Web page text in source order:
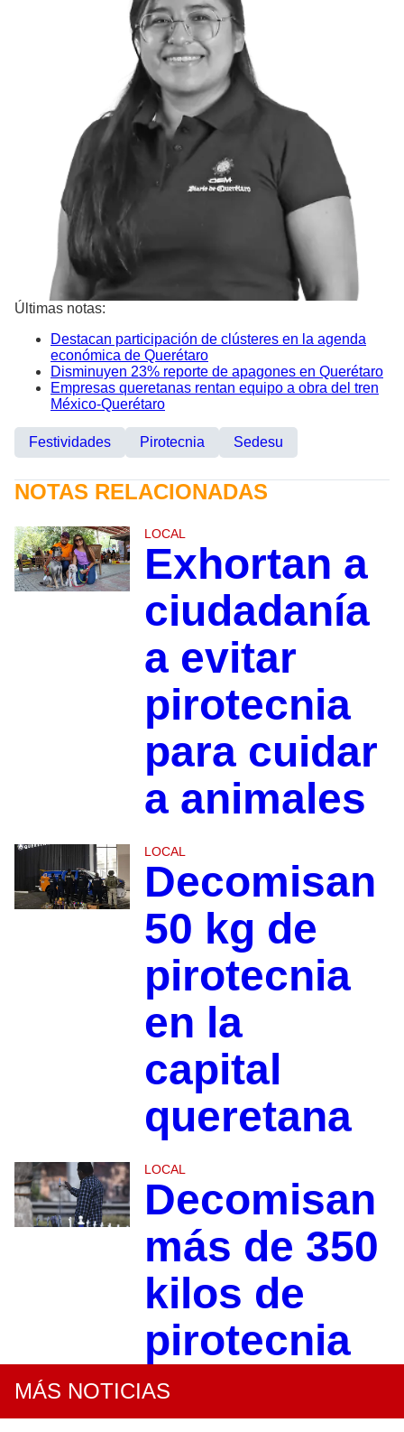
Últimas notas:
Destacan participación de clústeres en la agenda
económica de Querétaro
Disminuyen 23% reporte de apagones en Querétaro
Empresas queretanas rentan equipo a obra del tren
México-Querétaro
Festividades Pirotecnia Sedesu
NOTAS RELACIONADAS
LOCAL
Exhortan a
ciudadanía
a evitar
pirotecnia
para cuidar
a animales
LOCAL
Decomisan
50 kg de
pirotecnia
en la
capital
queretana
LOCAL
Decomisan
más de 350
kilos de
pirotecnia
MÁS NOTICIAS